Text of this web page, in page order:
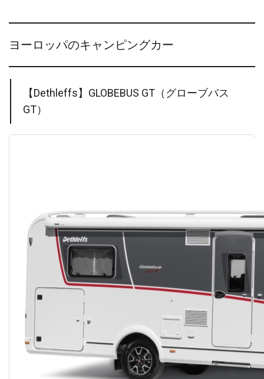
ヨーロッパのキャンピングカー
【Dethleffs】GLOBEBUS GT（グローブバス
GT）